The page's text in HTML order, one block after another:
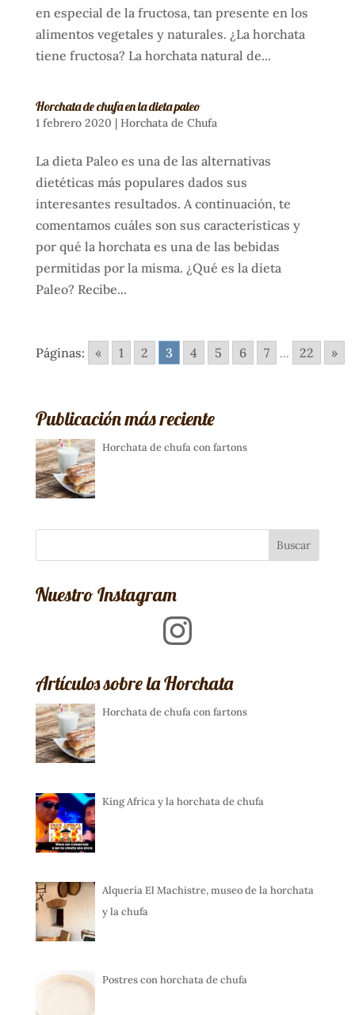
en especial de la fructosa, tan presente en los
alimentos vegetales y naturales. ¿La horchata
tiene fructosa? La horchata natural de...
Horchata de chufa en la dieta paleo
1 febrero 2020 | Horchata de Chufa
La dieta Paleo es una de las alternativas
dietéticas más populares dados sus
interesantes resultados. A continuación, te
comentamos cuáles son sus características y
por qué la horchata es una de las bebidas
permitidas por la misma. ¿Qué es la dieta
Paleo? Recibe...
Páginas: « 1 2 3 4 5 6 7 ... 22 »
Publicación más reciente
Horchata de chufa con fartons
Nuestro Instagram
Instagram
Artículos sobre la Horchata
Horchata de chufa con fartons
King Africa y la horchata de chufa
Alquería El Machistre, museo de la horchata
y la chufa
Postres con horchata de chufa